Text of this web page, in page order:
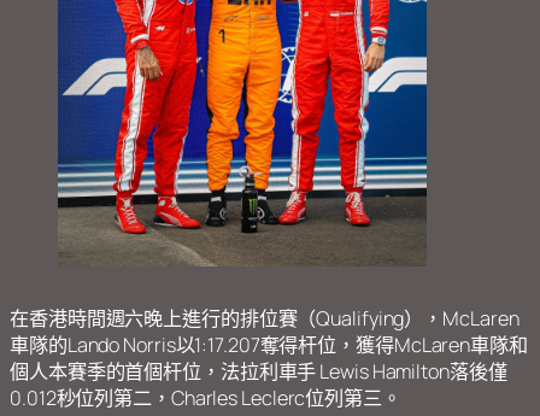
在香港時間週六晚上進行的排位賽（Qualifying），McLaren
車隊的Lando Norris以1:17.207奪得杆位，獲得McLaren車隊和
個人本賽季的首個杆位，法拉利車手 Lewis Hamilton落後僅
0.012秒位列第二，Charles Leclerc位列第三。